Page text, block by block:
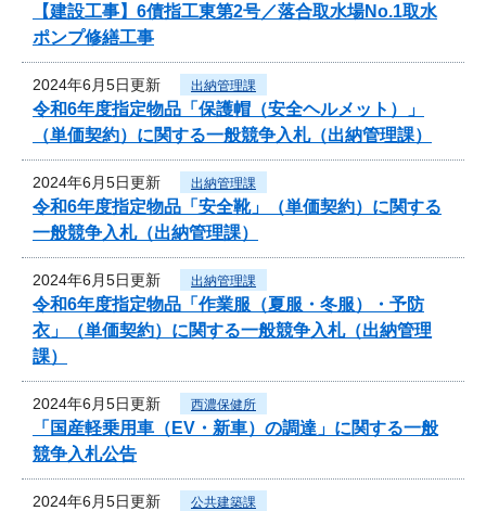
【建設工事】6債指工東第2号／落合取水場No.1取水
ポンプ修繕工事
2024年6月5日更新 出納管理課
令和6年度指定物品「保護帽（安全ヘルメット）」
（単価契約）に関する一般競争入札（出納管理課）
2024年6月5日更新 出納管理課
令和6年度指定物品「安全靴」（単価契約）に関する
一般競争入札（出納管理課）
2024年6月5日更新 出納管理課
令和6年度指定物品「作業服（夏服・冬服）・予防
衣」（単価契約）に関する一般競争入札（出納管理
課）
2024年6月5日更新 西濃保健所
「国産軽乗用車（EV・新車）の調達」に関する一般
競争入札公告
2024年6月5日更新 公共建築課